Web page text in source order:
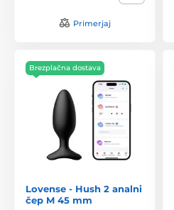
Primerjaj
Brezplačna dostava
Lovense - Hush 2 analni
čep M 45 mm